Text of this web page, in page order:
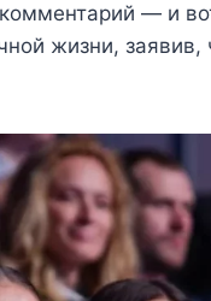
— и
жизни,